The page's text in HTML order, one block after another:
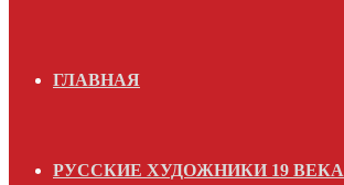
ГЛАВНАЯ
РУССКИЕ ХУДОЖНИКИ 19 ВЕКА